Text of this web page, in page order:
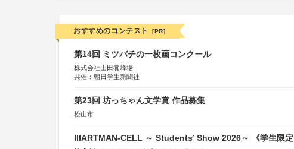
おすすめのコンテスト [PR]
第14回 ミツバチの一枚画コンクール
株式会社山田養蜂場
共催：朝日学生新聞社
第23回 坊っちゃん文学賞 作品募集
松山市
IIIARTMAN-CELL ～ Students’ Show 2026～ 《学生限定